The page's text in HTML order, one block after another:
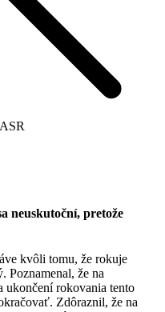
neuskutoční, pretože
kvôli tomu, že rokuje
Poznamenal, že na
ukončení rokovania tento
Zdôraznil, že na